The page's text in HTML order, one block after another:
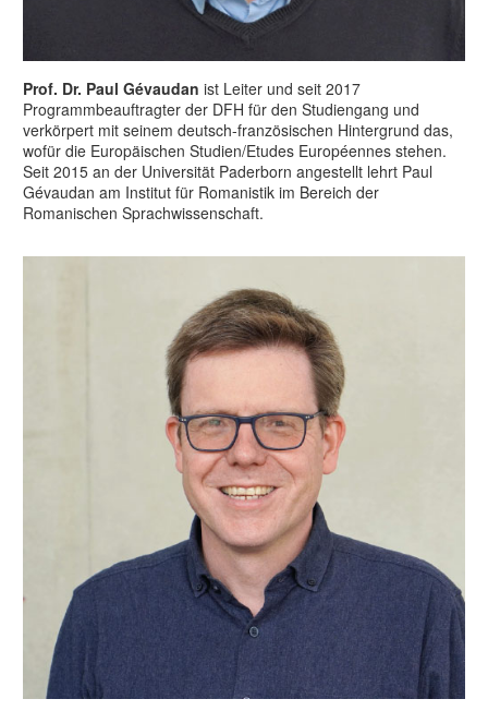
Prof. Dr. Paul Gévaudan ist Leiter und seit 2017
Programmbeauftragter der DFH für den Studiengang und
verkörpert mit seinem deutsch-französischen Hintergrund das,
wofür die Europäischen Studien/Etudes Européennes stehen.
Seit 2015 an der Universität Paderborn angestellt lehrt Paul
Gévaudan am Institut für Romanistik im Bereich der
Romanischen Sprachwissenschaft.